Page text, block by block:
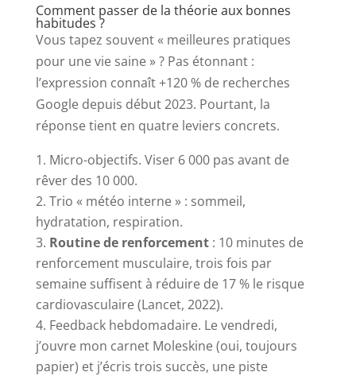
Comment passer de la théorie aux bonnes
habitudes ?
Vous tapez souvent « meilleures pratiques
pour une vie saine » ? Pas étonnant :
l’expression connaît +120 % de recherches
Google depuis début 2023. Pourtant, la
réponse tient en quatre leviers concrets.
Micro-objectifs. Viser 6 000 pas avant de
rêver des 10 000.
Trio « météo interne » : sommeil,
hydratation, respiration.
Routine de renforcement: 10 minutes de
renforcement musculaire, trois fois par
semaine suffisent à réduire de 17 % le risque
cardiovasculaire (Lancet, 2022).
Feedback hebdomadaire. Le vendredi,
j’ouvre mon carnet Moleskine (oui, toujours
papier) et j’écris trois succès, une piste